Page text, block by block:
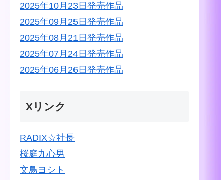
2025年10月23日発売作品
2025年09月25日発売作品
2025年08月21日発売作品
2025年07月24日発売作品
2025年06月26日発売作品
Xリンク
RADIX☆社長
桜庭九心男
文鳥ヨシト